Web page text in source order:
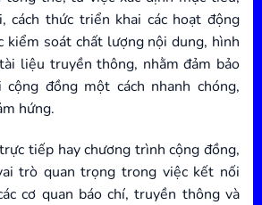
cách thức triển khai các hoạt động
kiểm soát chất lượng nội dung, hình
liệu truyền thông, nhằm đảm bảo
đồng một cách nhanh chóng,
hứng.
tiếp hay chương trình cộng đồng,
trò quan trọng trong việc kết nối
cơ quan báo chí, truyền thông và